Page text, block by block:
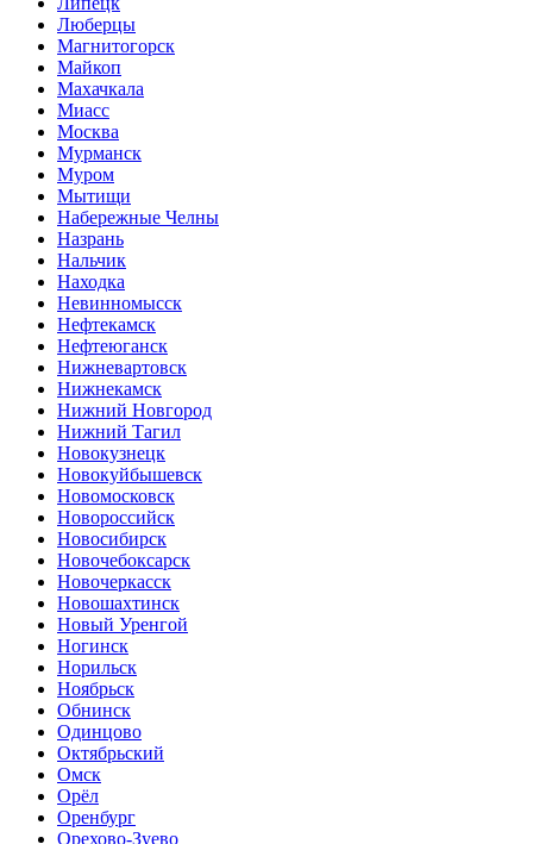
Люберцы
Магнитогорск
Майкоп
Махачкала
Миасс
Москва
Мурманск
Муром
Мытищи
Набережные Челны
Назрань
Нальчик
Находка
Невинномысск
Нефтекамск
Нефтеюганск
Нижневартовск
Нижнекамск
Нижний Новгород
Нижний Тагил
Новокузнецк
Новокуйбышевск
Новомосковск
Новороссийск
Новосибирск
Новочебоксарск
Новочеркасск
Новошахтинск
Новый Уренгой
Ногинск
Норильск
Ноябрьск
Обнинск
Одинцово
Октябрьский
Омск
Орёл
Оренбург
Орехово-Зуево